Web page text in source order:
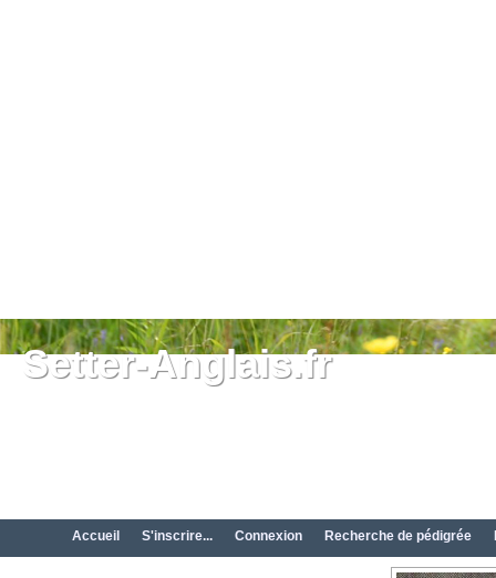
Setter-Anglais.fr
Accueil S'inscrire... Connexion Recherche de pédigrée